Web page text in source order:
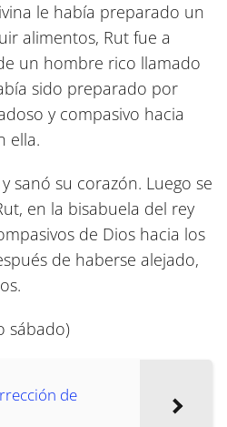
le había preparado un
alimentos, Rut fue a
un hombre rico llamado
sido preparado por
y compasivo hacia
ella.
sanó su corazón. Luego se
en la bisabuela del rey
de Dios hacia los
de haberse alejado,
sábado)
de